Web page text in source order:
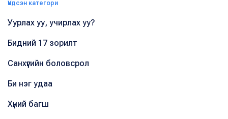
Үндсэн категори
Уурлах уу, учирлах уу?
Бидний 17 зорилт
Санхүүгийн боловсрол
Би нэг удаа
Хүний багш